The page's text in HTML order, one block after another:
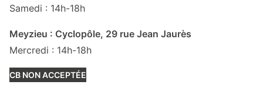
Samedi : 14h-18h
Meyzieu : Cyclopôle, 29 rue Jean Jaurès
Mercredi : 14h-18h
CB NON ACCEPTÉE